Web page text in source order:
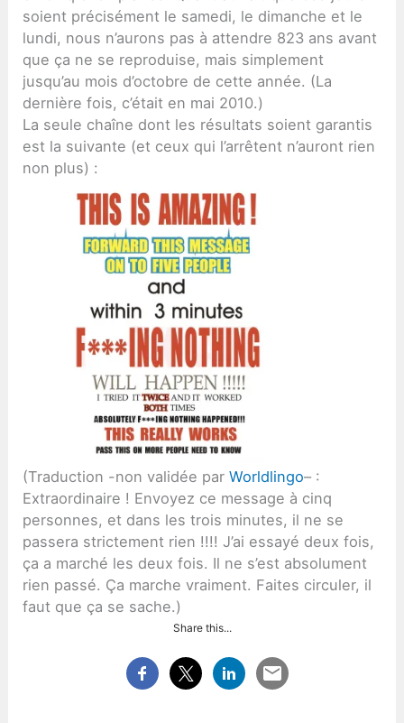
soient précisément le samedi, le dimanche et le
lundi, nous n’aurons pas à attendre 823 ans avant
que ça ne se reproduise, mais simplement
jusqu’au mois d’octobre de cette année. (La
dernière fois, c’était en mai 2010.)
La seule chaîne dont les résultats soient garantis
est la suivante (et ceux qui l’arrêtent n’auront rien
non plus) :
(Traduction -non validée parWorldlingo– :
Extraordinaire ! Envoyez ce message à cinq
personnes, et dans les trois minutes, il ne se
passera strictement rien !!!! J’ai essayé deux fois,
ça a marché les deux fois. Il ne s’est absolument
rien passé. Ça marche vraiment. Faites circuler, il
faut que ça se sache.)
Share this...